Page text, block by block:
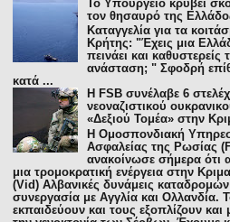
To Υπουργείο κρύβει
τον θησαυρό της
Καταγγελία για τα
Κρήτης: "Έχεις μια
πεινάει και καθυστερείς
ανάσταση; " Σφοδρή
κατά ...
H FSB συνέλαβε 6
νεοναζιστικού
«Δεξιού Τομέα» στην
Η Ομοσπονδιακή
Ασφαλείας της Ρωσίας
ανακοίνωσε σήμερα ότι
μια τρομοκρατική ενέργεια στην
(Vid) Αλβανικές δυνάμεις
συνεργασία με Αγγλία και Ολλανδία.
εκπαιδεύουν και τους εξοπλίζουν και